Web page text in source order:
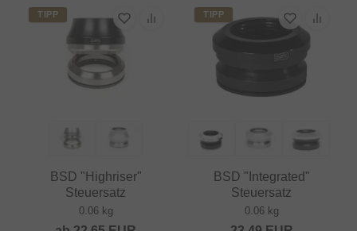
TIPP
BSD "Highriser"
Steuersatz
0.06 kg
TIPP
BSD "Integrated"
Steuersatz
0.06 kg